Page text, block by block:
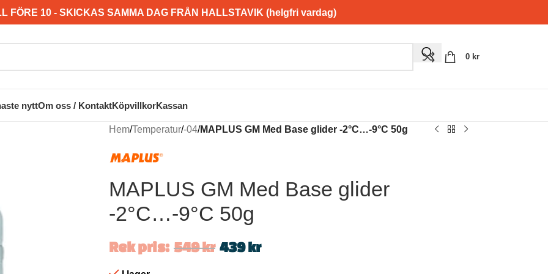
FÖRE 10 - SKICKAS SAMMA DAG FRÅN HALLSTAVIK (helgfri vardag)
0 kr
nyttOm oss / KontaktKöpvillkorKassan
Hem/Temperatur/-04/MAPLUS GM Med Base glider -2°C…-9°C 50g
MAPLUS GM Med Base glider
-2°C…-9°C 50g
Rek pris: 549kr 439kr